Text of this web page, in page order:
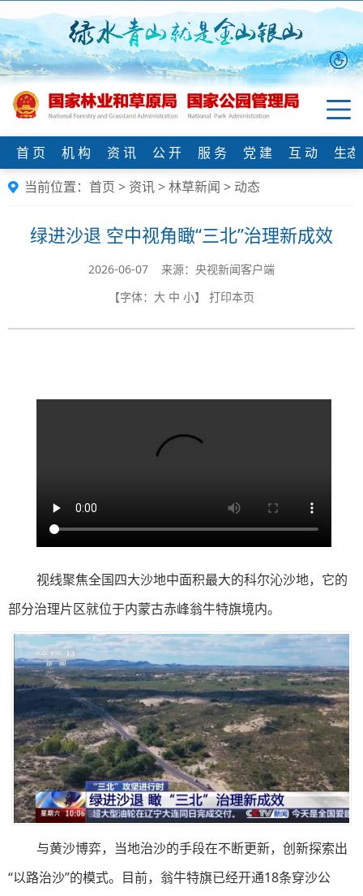
首 页 机 构 资 讯 公 开 服 务 党 建 互 动
生
当前位置： 首页 > 资讯>林草新闻 > 动态
绿进沙退 空中视角瞰“三北”治理新成效
2026-06-07 来源：央视新闻客户端
【字体： 大 中 小】 打印本页
视线聚焦全国四大沙地中面积最大的科尔沁沙地，它的
部分治理片区就位于内蒙古赤峰翁牛特旗境内。
与黄沙博弈，当地治沙的手段在不断更新，创新探索出
“以路治沙”的模式。目前，翁牛特旗已经开通18条穿沙公